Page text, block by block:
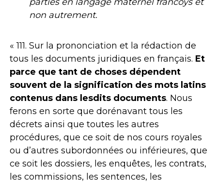
non autrement.
« 111. Sur la prononciation et la rédaction de
tous les documents juridiques en français. Et
parce que tant de choses dépendent
souvent de la signification des mots latins
contenus dans lesdits documents. Nous
ferons en sorte que dorénavant tous les
décrets ainsi que toutes les autres
procédures, que ce soit de nos cours royales
ou d’autres subordonnées ou inférieures, que
ce soit les dossiers, les enquêtes, les contrats,
les commissions, les sentences, les